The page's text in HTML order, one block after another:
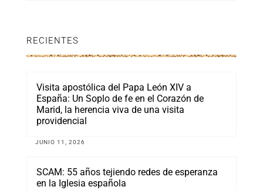
RECIENTES
Visita apostólica del Papa León XIV a
España: Un Soplo de fe en el Corazón de
Marid, la herencia viva de una visita
providencial
JUNIO 11, 2026
SCAM: 55 años tejiendo redes de esperanza
en la Iglesia española